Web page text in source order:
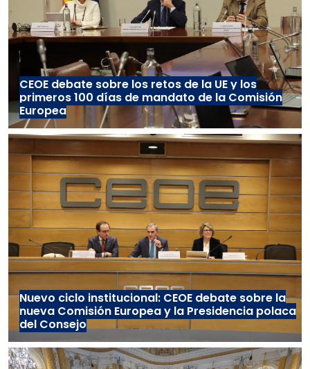
CEOE debate sobre los retos de la UE y los
primeros 100 días de mandato de la Comisión
Europea
Nuevo ciclo institucional: CEOE debate sobre la
nueva Comisión Europea y la Presidencia polaca
del Consejo